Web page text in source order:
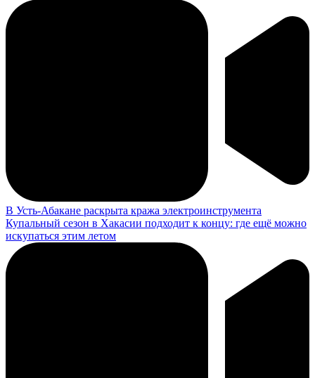
В Усть-Абакане раскрыта кража электроинструмента
Купальный сезон в Хакасии подходит к концу: где ещё можно
искупаться этим летом